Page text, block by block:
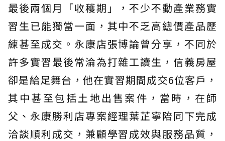
最後兩個月「收穫期」，不少不動產業務實
習生已能獨當一面，其中不乏高總價產品歷
練甚至成交。永康店張博論曾分享，不同於
許多實習最後常淪為打雜工讀生，信義房屋
卻是給足舞台，他在實習期間成交6位客戶，
其中甚至包括土地出售案件，當時，在師
父、永康勝利店專案經理葉芷寧陪同下完成
洽談順利成交，兼顧學習成效與服務品質，